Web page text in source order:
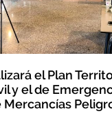
el Plan
y el de